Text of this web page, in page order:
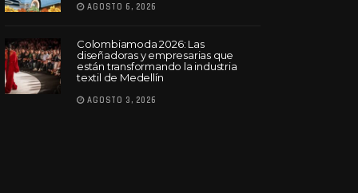
AGOSTO 6, 2026
Colombiamoda 2026: Las
diseñadoras y empresarias que
están transformando la industria
textil de Medellín
AGOSTO 3, 2026